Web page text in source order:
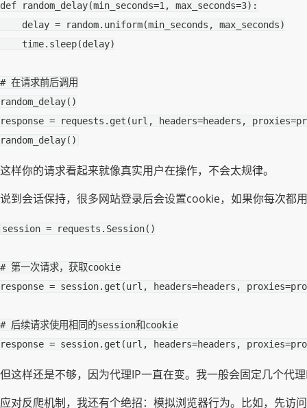
def random_delay(min_seconds=1, max_seconds=3):
delay = random. uniform(min_seconds , max_seconds)
time. sleep(delay)
# 在请求前后调用
random_delay()
response = requests . get (url , headers=headers , proxies=
random_delay()
这样你的请求看起来就像真实用户在操作，不会太规律。
说到会话保持，很多网站登录后会设置cookie，如果你每次都
session = requests . Session()
# 第一次请求，获取cookie
response = session. get (url , headers=headers , proxies=
# 后续请求使用相同的session和cookie
response = session. get (url , headers=headers , proxies=
但这样还是不够，因为代理IP一直在变。我一般会固定几个代
应对反爬机制，我还有个绝招：模拟浏览器行为。比如，先访